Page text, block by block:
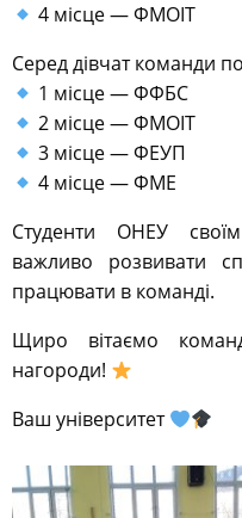
4 місце — ФМОІТ
Серед дівчат команди
1 місце — ФФБС
2 місце — ФМОІТ
3 місце — ФЕУП
4 місце — ФМЕ
Студенти ОНЕУ
важливо розвивати
працювати в команді.
Щиро вітаємо
нагороди!
Ваш університет